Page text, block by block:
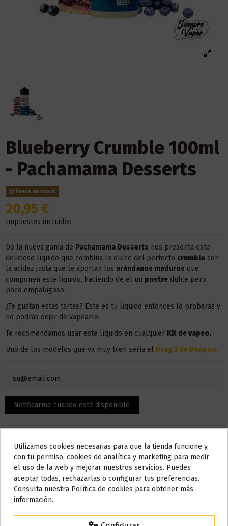
Blueberry Crumble 100ml
- Pachamama Desserts
Fuera de stock
20,95 €
Impuestos incluidos
De la nueva gama de Pachamama Desserts nos presenta este
delicioso líquido que combina lo dulce del perfecto crumblecon
la acidez justa que le aportan los arándanos maduros que
componen este líquido, haciendo de el un postredulce pero
poco empalagoso.
¿Te gustan estas tartas? Este es tu líquido entonces lo probarás y
no podrás dejar de vapearlo.
Te recomendamos usar este líquido en cualquier Kit de vapeo.
Uno de los modelos que va muy bien sería el Drag 3 de Voopoo.
Descripción
Do not show again.
AVISO IMPORTANTE
Nos tomamos unos días
Utilizamos cookies necesarias para que la tienda funcione y,
con tu permiso, cookies de analítica y marketing para medir
el uso de la web y mejorar nuestros servicios. Puedes
aceptar todas, rechazarlas o configurar tus preferencias.
Consulta nuestra Política de cookies para obtener más
información.